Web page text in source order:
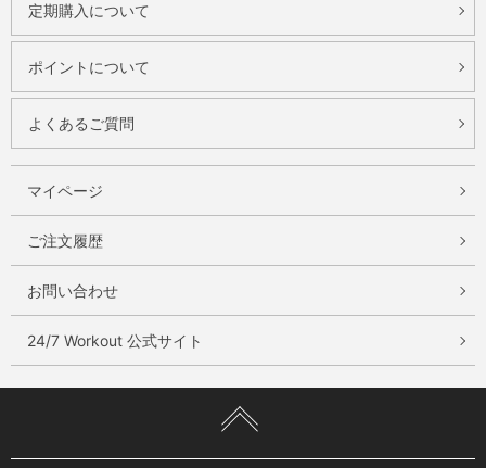
定期購入について
ポイントについて
よくあるご質問
マイページ
ご注文履歴
お問い合わせ
24/7 Workout 公式サイト